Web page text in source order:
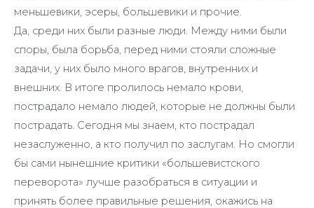
меньшевики, эсеры, большевики и прочие.
Да, среди них были разные люди. Между ними были
споры, была борьба, перед ними стояли сложные
задачи, у них было много врагов, внутренних и
внешних. В итоге пролилось немало крови,
пострадало немало людей, которые не должны были
пострадать. Сегодня мы знаем, кто пострадал
незаслуженно, а кто получил по заслугам. Но смогли
бы сами нынешние критики «большевистского
переворота» лучше разобраться в ситуации и
принять более правильные решения, окажись на